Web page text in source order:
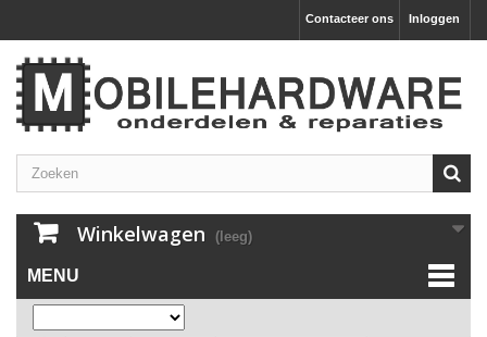
Inloggen
Contacteer ons
Winkelwagen (leeg)
MENU